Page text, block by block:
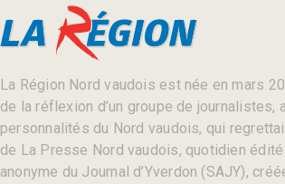
La Région Nord vaudois est née en mars
de la réflexion d’un groupe de journalistes,
personnalités du Nord vaudois, qui
de La Presse Nord vaudois, quotidien
anonyme du Journal d’Yverdon (SAJY),